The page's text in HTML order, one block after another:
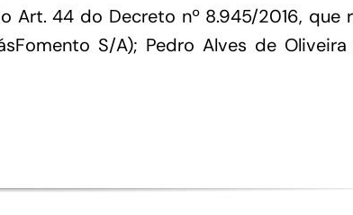
44 do Decreto nº 8.945/2016, que
S/A); Pedro Alves de